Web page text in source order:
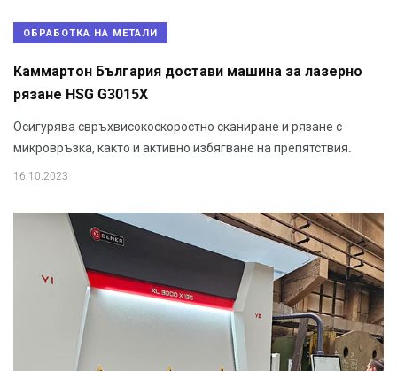
ОБРАБОТКА НА МЕТАЛИ
Каммартон България достави машина за лазерно
рязане HSG G3015X
Осигурява свръхвисокоскоростно сканиране и рязане с
микровръзка, както и активно избягване на препятствия.
16.10.2023